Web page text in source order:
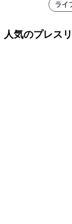
ライ
人気のプレス